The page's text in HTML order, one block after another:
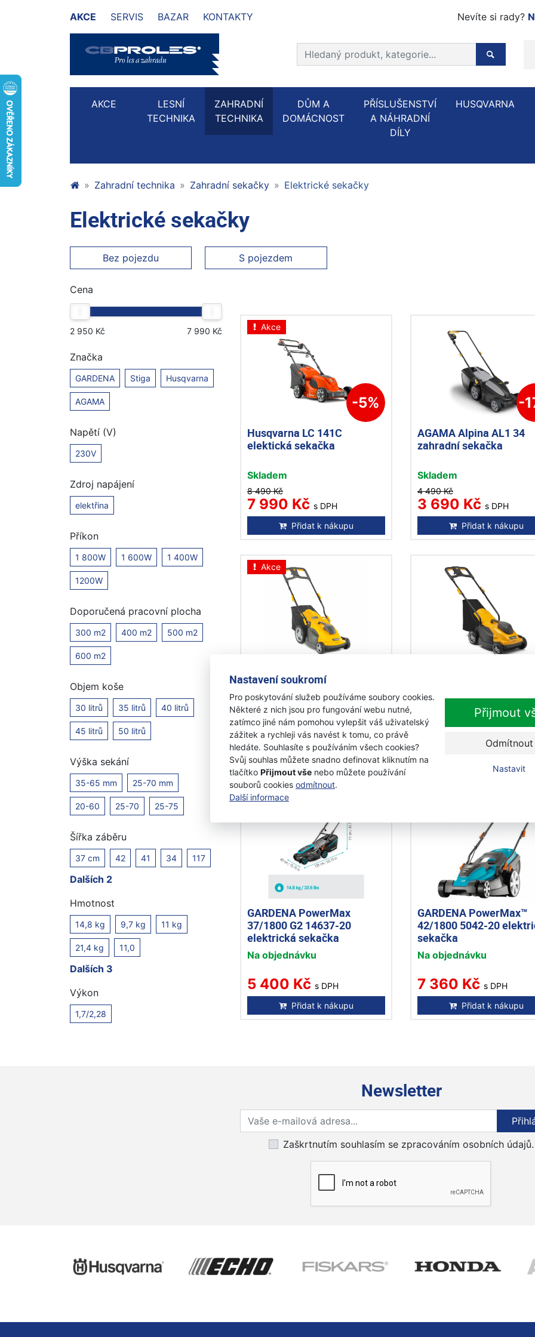
Nastavení soukromí
Pro poskytování služeb používáme soubory cookies.
Některé z nich jsou pro fungování webu nutné,
zatímco jiné nám pomohou vylepšit váš uživatelský
zážitek a rychleji vás navést k tomu, co právě
hledáte. Souhlasíte s používáním všech cookies?
Svůj souhlas můžete snadno definovat kliknutím na
tlačítko Přijmout vše nebo můžete používání
souborů cookies odmítnout.
Další informace
Přijmout
Odmítnout
Nastavit
AKCE SERVIS BAZAR KONTAKTY Nevíte si rady?
Prohledat web
Hledaný
AKCE
LESNÍ
TECHNIKA
ZAHRADNÍ
TECHNIKA
DŮM A
DOMÁCNOST
PŘÍSLUŠENSTVÍ
A NÁHRADNÍ
DÍLY
HUSQVARNA
Zahradní technika Zahradní sekačky Elektrické sekačky
Elektrické sekačky
Bez pojezdu S pojezdem
Cena
Značka
GARDENA Stiga Husqvarna
AGAMA
Napětí (V)
230V
Zdroj napájení
elektřina
Příkon
1 800W 1 600W 1 400W
1200W
Doporučená pracovní plocha
300 m2 400 m2 500 m2
600 m2
Objem koše
30 litrů 35 litrů 40 litrů
45 litrů 50 litrů
Výška sekání
35-65 mm 25-70 mm
20-60 25-70 25-75
Šířka záběru
37 cm 42 41 34 117
Dalších 2
Hmotnost
14,8 kg 9,7 kg 11 kg
21,4 kg 11,0
Dalších 3
Výkon
1,7/2,28
Akce
-5%
Husqvarna LC 141C
elektická sekačka
Skladem
8 490 Kč
7 990 Kč s DPH
Přidat k nákupu
-
AGAMA Alpina AL1 34
zahradní sekačka
Skladem
4 490 Kč
3 690 Kč s DPH
Přidat k nákupu
Akce
Stiga Combi 340c elektrická
sekačka
Na objednávku
5 490 Kč s DPH
Přidat k nákupu
4 590 Kč
s DPH
Přidat k nákupu
GARDENA PowerMax
37/1800 G2 14637-20
elektrická sekačka
Na objednávku
5 400 Kč s DPH
Přidat k nákupu
GARDENA PowerMax™
42/1800 5042-20
sekačka
Na objednávku
7 360 Kč s DPH
Přidat k nákupu
Newsletter
Přihlaste se k odběru novinek
Zaškrtnutím souhlasím se zpracováním osobních údajů.